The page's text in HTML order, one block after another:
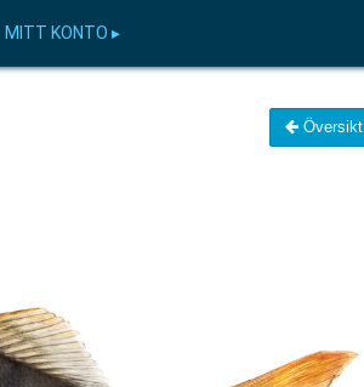
MITT KONTO ▸
Översikt